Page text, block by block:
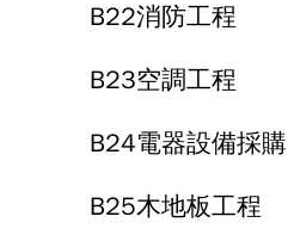
B22消防工程
B23空調工程
B24電器設備採購
B25木地板工程